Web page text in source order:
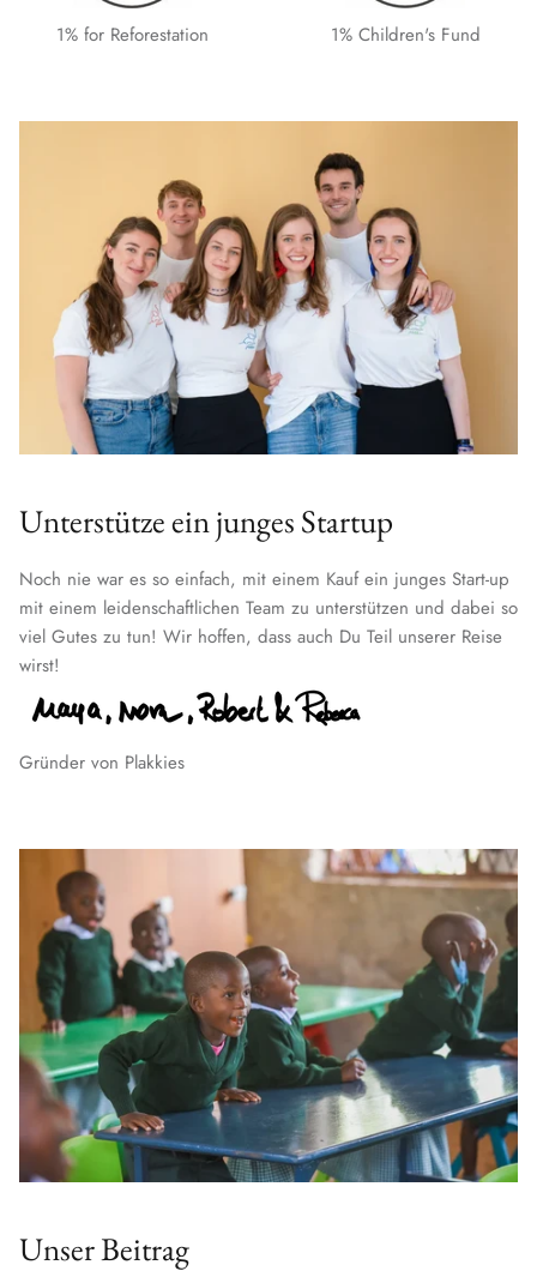
1% for Reforestation 1% Children's Fund
Unterstütze ein junges Startup
Noch nie war es so einfach, mit einem Kauf ein junges Start-up
mit einem leidenschaftlichen Team zu unterstützen und dabei so
viel Gutes zu tun! Wir hoffen, dass auch Du Teil unserer Reise
wirst!
Gründer von Plakkies
Unser Beitrag